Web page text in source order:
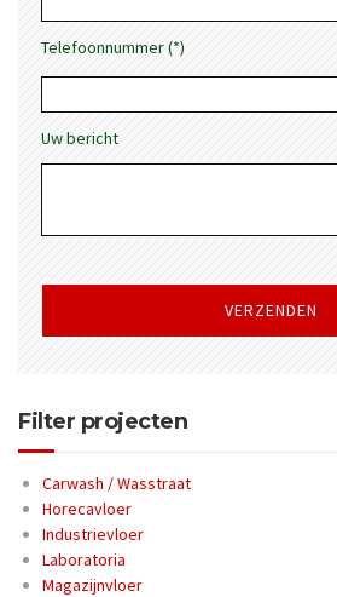
Telefoonnummer (*)
Uw bericht
Filter projecten
Carwash / Wasstraat
Horecavloer
Industrievloer
Laboratoria
Magazijnvloer